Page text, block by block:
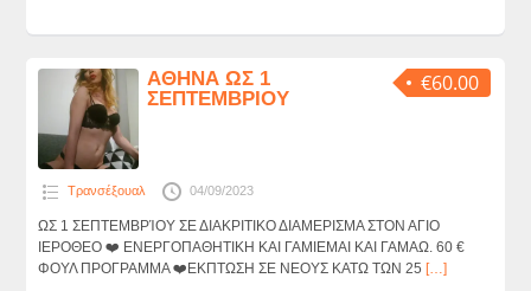
€60.00
ΑΘΗΝΑ ΩΣ 1
ΣΕΠΤΕΜΒΡΙΟΥ
Τρανσέξουαλ 04/09/2023
ΩΣ 1 ΣΕΠΤΕΜΒΡΊΟΥ ΣΕ ΔΙΑΚΡΙΤΙΚΟ ΔΙΑΜΕΡΙΣΜΑ ΣΤΟΝ ΑΓΙΟ
ΙΕΡΟΘΕΟ ❤️ ΕΝΕΡΓΟΠΑΘΗΤΙΚΗ ΚΑΙ ΓΑΜΙΕΜΑΙ ΚΑΙ ΓΑΜΑΩ. 60 €
ΦΟΥΛ ΠΡΟΓΡΑΜΜΑ ❤️ΕΚΠΤΩΣΗ ΣΕ ΝΕΟΥΣ ΚΑΤΩ ΤΩΝ 25 […]